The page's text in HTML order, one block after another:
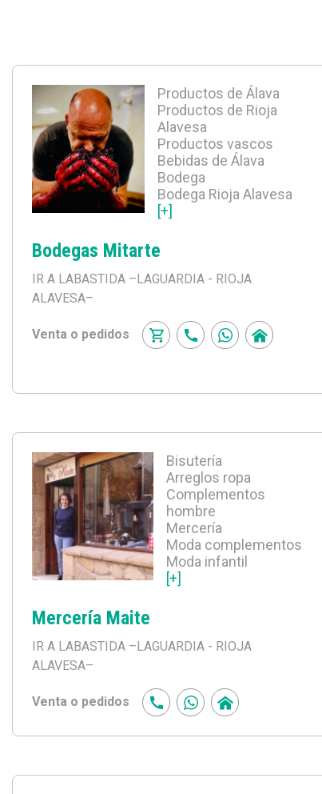
Productos de Álava
Productos de Rioja
Alavesa
Productos vascos
Bebidas de Álava
Bodega
Bodega Rioja Alavesa
[+]
Bodegas Mitarte
IR A LABASTIDA –LAGUARDIA - RIOJA
ALAVESA–
Venta o pedidos
Bisutería
Arreglos ropa
Complementos
hombre
Mercería
Moda complementos
Moda infantil
[+]
Mercería Maite
IR A LABASTIDA –LAGUARDIA - RIOJA
ALAVESA–
Venta o pedidos